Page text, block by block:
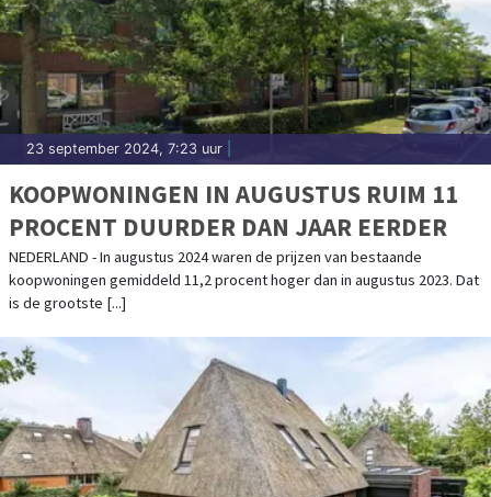
23 september 2024, 7:23 uur
KOOPWONINGEN IN AUGUSTUS RUIM 11
PROCENT DUURDER DAN JAAR EERDER
NEDERLAND - In augustus 2024 waren de prijzen van bestaande
koopwoningen gemiddeld 11,2 procent hoger dan in augustus 2023. Dat
is de grootste [...]